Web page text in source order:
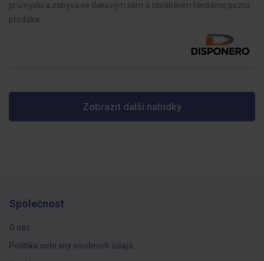
průmyslu a zabývá se tlakovým litím a obráběním hledáme pozici
předáka.
Zobrazit další nabídky
Společnost
O nás
Politika ochrany osobních údajů